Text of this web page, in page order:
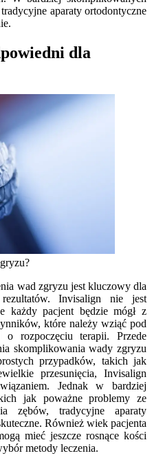
aparaty ortodontyczne
dla
wad zgryzu jest kluczowy dla
rezultatów. Invisalign nie jest
każdy pacjent będzie mógł z
które należy wziąć pod
rozpoczęciu terapii. Przede
skomplikowania wady zgryzu
przypadków, takich jak
przesunięcia, Invisalign
Jednak w bardziej
jak poważne problemy ze
zębów, tradycyjne aparaty
Również wiek pacjenta
mieć jeszcze rosnące kości
metody leczenia.